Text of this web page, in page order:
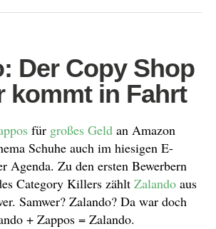
Der Copy Shop
kommt in Fahrt
für großes Geld an Amazon
Schuhe auch im hiesigen E-
Agenda. Zu den ersten Bewerbern
Category Killers zählt Zalando aus
Samwer? Zalando? Da war doch
+ Zappos = Zalando.